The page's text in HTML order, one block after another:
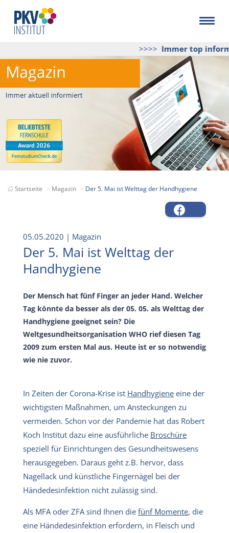
>>>>Immer top
Startseite Magazin Der 5. Mai ist Welttag der Handhygiene
05.05.2020 | Magazin
Der 5. Mai ist Welttag der
Handhygiene
Der Mensch hat fünf Finger an jeder Hand. Welcher
Tag könnte da besser als der 05. 05. als Welttag der
Handhygiene geeignet sein? Die
Weltgesundheitsorganisation WHO rief diesen Tag
2009 zum ersten Mal aus. Heute ist er so notwendig
wie nie zuvor.
In Zeiten der Corona-Krise ist Handhygiene eine der
wichtigsten Maßnahmen, um Ansteckungen zu
vermeiden. Schon vor der Pandemie hat das Robert
Koch Institut dazu eine ausführliche Broschüre
speziell für Einrichtungen des Gesundheitswesens
herausgegeben. Daraus geht z.B. hervor, dass
Nagellack und künstliche Fingernägel bei der
Händedesinfektion nicht zulässig sind.
Als MFA oder ZFA sind Ihnen die fünf Momente, die
eine Händedesinfektion erfordern, in Fleisch und